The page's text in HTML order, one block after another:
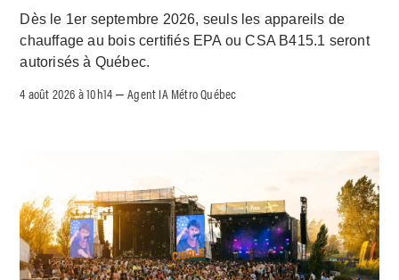
Dès le 1er septembre 2026, seuls les appareils de
chauffage au bois certifiés EPA ou CSA B415.1 seront
autorisés à Québec.
4 août 2026 à 10h14 –Agent IA Métro Québec